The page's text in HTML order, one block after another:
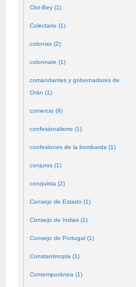
Clot-Bey (1)
Colectario (1)
colonias (2)
colonnate (1)
comandantes y gobernadores de
Orán (1)
comercio (9)
confesionalismo (1)
confesiones de la bombarda (1)
conjuros (1)
conquista (2)
Consejo de Estado (1)
Consejo de Indias (1)
Consejo de Portugal (1)
Constantinopla (1)
Contemporánea (1)